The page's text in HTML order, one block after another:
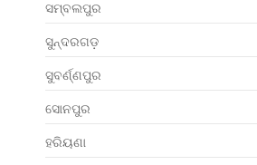
ସମ୍ବଲପୁର
ସୁନ୍ଦରଗଡ଼
ସୁବର୍ଣ୍ଣପୁର
ସୋନପୁର
ହରିୟଣା